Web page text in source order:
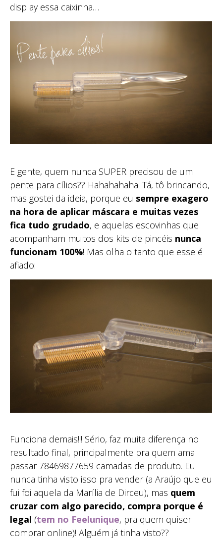
display essa caixinha…
E gente, quem nunca SUPER precisou de um
pente para cílios?? Hahahahaha! Tá, tô brincando,
mas gostei da ideia, porque eu sempre exagero
na hora de aplicar máscara e muitas vezes
fica tudo grudado, e aquelas escovinhas que
acompanham muitos dos kits de pincéis nunca
funcionam 100%! Mas olha o tanto que esse é
afiado:
Funciona demais!!! Sério, faz muita diferença no
resultado final, principalmente pra quem ama
passar 78469877659 camadas de produto. Eu
nunca tinha visto isso pra vender (a Araújo que eu
fui foi aquela da Marília de Dirceu), mas quem
cruzar com algo parecido, compra porque é
legal (tem no Feelunique, pra quem quiser
comprar online)! Alguém já tinha visto??